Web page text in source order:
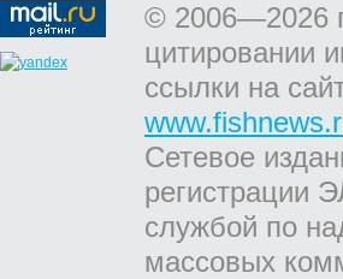
© 2006—2026
цитировании
ссылки на
Сетевое
регистрации
службой по
массовых